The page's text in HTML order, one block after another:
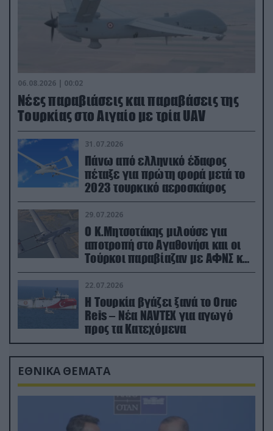
06.08.2026 | 00:02
Νέες παραβιάσεις και παραβάσεις της
Τουρκίας στο Αιγαίο με τρία UAV
31.07.2026
Πάνω από ελληνικό έδαφος
πέταξε για πρώτη φορά μετά το
2023 τουρκικό αεροσκάφος
29.07.2026
Ο Κ.Μητσοτάκης μιλούσε για
αποτροπή στο Αγαθονήσι και οι
Τούρκοι παραβίαζαν με ΑΦΝΣ και
drone
22.07.2026
Η Τουρκία βγάζει ξανά το Oruc
Reis – Νέα NAVTEX για αγωγό
προς τα Κατεχόμενα
ΕΘΝΙΚΑ ΘΕΜΑΤΑ